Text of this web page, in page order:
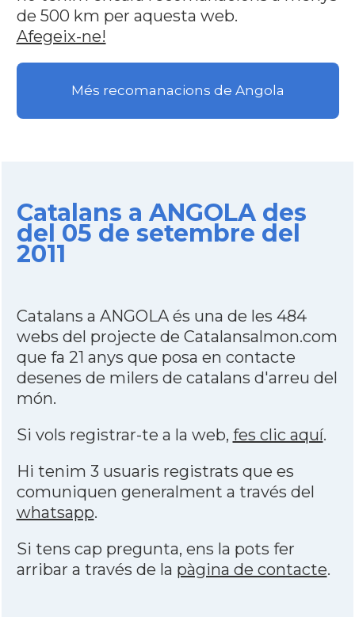
de 500 km per aquesta web.
Afegeix-ne!
Més recomanacions de Angola
Catalans a ANGOLA des
del 05 de setembre del
2011
Catalans a ANGOLA és una de les 484
webs del projecte de Catalansalmon.com
que fa 21 anys que posa en contacte
desenes de milers de catalans d'arreu del
món.
Si vols registrar-te a la web, fes clic aquí.
Hi tenim 3 usuaris registrats que es
comuniquen generalment a través del
whatsapp.
Si tens cap pregunta, ens la pots fer
arribar a través de la pàgina de contacte.